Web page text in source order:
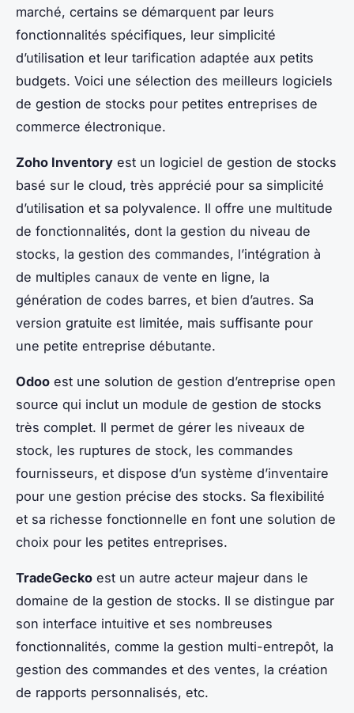
marché, certains se démarquent par leurs
fonctionnalités spécifiques, leur simplicité
d’utilisation et leur tarification adaptée aux petits
budgets. Voici une sélection des meilleurs logiciels
de gestion de stocks pour petites entreprises de
commerce électronique.
Zoho Inventory est un logiciel de gestion de stocks
basé sur le cloud, très apprécié pour sa simplicité
d’utilisation et sa polyvalence. Il offre une multitude
de fonctionnalités, dont la gestion du niveau de
stocks, la gestion des commandes, l’intégration à
de multiples canaux de vente en ligne, la
génération de codes barres, et bien d’autres. Sa
version gratuite est limitée, mais suffisante pour
une petite entreprise débutante.
Odoo est une solution de gestion d’entreprise open
source qui inclut un module de gestion de stocks
très complet. Il permet de gérer les niveaux de
stock, les ruptures de stock, les commandes
fournisseurs, et dispose d’un système d’inventaire
pour une gestion précise des stocks. Sa flexibilité
et sa richesse fonctionnelle en font une solution de
choix pour les petites entreprises.
TradeGecko est un autre acteur majeur dans le
domaine de la gestion de stocks. Il se distingue par
son interface intuitive et ses nombreuses
fonctionnalités, comme la gestion multi-entrepôt, la
gestion des commandes et des ventes, la création
de rapports personnalisés, etc.